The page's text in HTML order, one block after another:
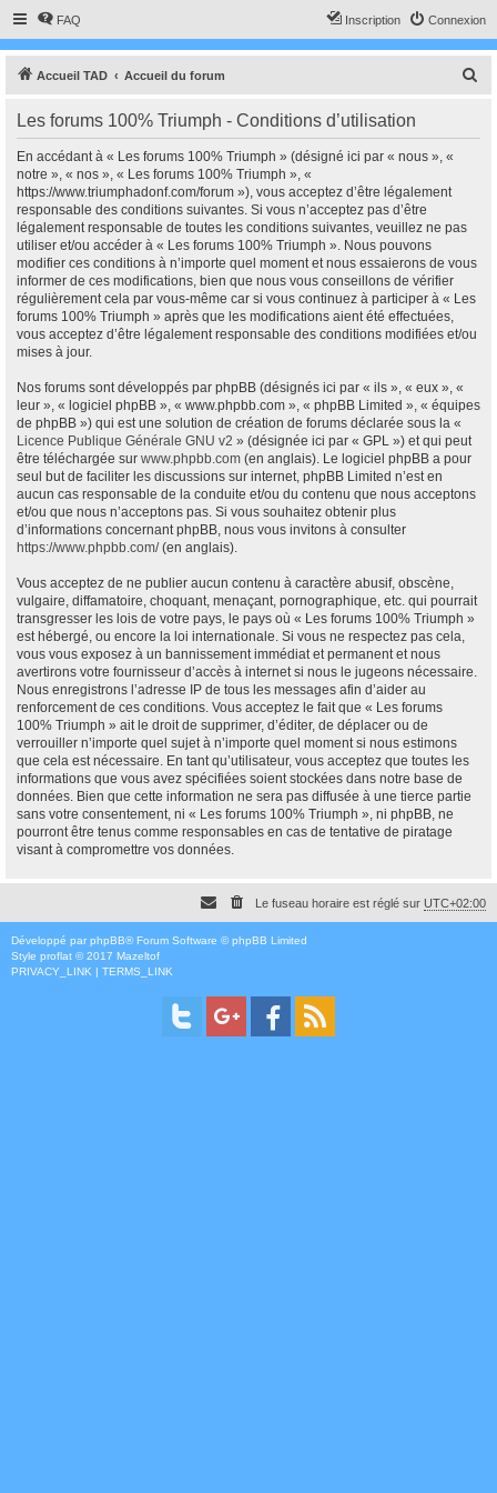
FAQ Connexion
Inscription
Accueil TAD Accueil du forum
Les forums 100% Triumph - Conditions d’utilisation
En accédant à « Les forums 100% Triumph » (désigné ici par « nous », «
notre », « nos », « Les forums 100% Triumph », «
https://www.triumphadonf.com/forum »), vous acceptez d’être légalement
responsable des conditions suivantes. Si vous n’acceptez pas d’être
légalement responsable de toutes les conditions suivantes, veuillez ne pas
utiliser et/ou accéder à « Les forums 100% Triumph ». Nous pouvons
modifier ces conditions à n’importe quel moment et nous essaierons de vous
informer de ces modifications, bien que nous vous conseillons de vérifier
régulièrement cela par vous-même car si vous continuez à participer à « Les
forums 100% Triumph » après que les modifications aient été effectuées,
vous acceptez d’être légalement responsable des conditions modifiées et/ou
mises à jour.
Nos forums sont développés par phpBB (désignés ici par « ils », « eux », «
leur », « logiciel phpBB », « www.phpbb.com », « phpBB Limited », « équipes
de phpBB ») qui est une solution de création de forums déclarée sous la «
Licence Publique Générale GNU v2 » (désignée ici par « GPL ») et qui peut
être téléchargée sur www.phpbb.com (en anglais). Le logiciel phpBB a pour
seul but de faciliter les discussions sur internet, phpBB Limited n’est en
aucun cas responsable de la conduite et/ou du contenu que nous acceptons
et/ou que nous n’acceptons pas. Si vous souhaitez obtenir plus
d’informations concernant phpBB, nous vous invitons à consulter
https://www.phpbb.com/(en anglais).
Vous acceptez de ne publier aucun contenu à caractère abusif, obscène,
vulgaire, diffamatoire, choquant, menaçant, pornographique, etc. qui pourrait
transgresser les lois de votre pays, le pays où « Les forums 100% Triumph »
est hébergé, ou encore la loi internationale. Si vous ne respectez pas cela,
vous vous exposez à un bannissement immédiat et permanent et nous
avertirons votre fournisseur d’accès à internet si nous le jugeons nécessaire.
Nous enregistrons l’adresse IP de tous les messages afin d’aider au
renforcement de ces conditions. Vous acceptez le fait que « Les forums
100% Triumph » ait le droit de supprimer, d’éditer, de déplacer ou de
verrouiller n’importe quel sujet à n’importe quel moment si nous estimons
que cela est nécessaire. En tant qu’utilisateur, vous acceptez que toutes les
informations que vous avez spécifiées soient stockées dans notre base de
données. Bien que cette information ne sera pas diffusée à une tierce partie
sans votre consentement, ni « Les forums 100% Triumph », ni phpBB, ne
pourront être tenus comme responsables en cas de tentative de piratage
visant à compromettre vos données.
Le fuseau horaire est réglé sur UTC+02:00
Développé par phpBB® Forum Software © phpBB Limited
Style proflat © 2017 Mazeltof
PRIVACY_LINK | TERMS_LINK